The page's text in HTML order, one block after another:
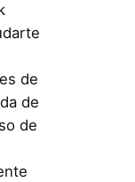
de
de
de